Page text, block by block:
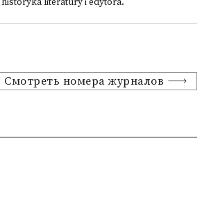
literatury i edytora.
Смотреть номера журналов